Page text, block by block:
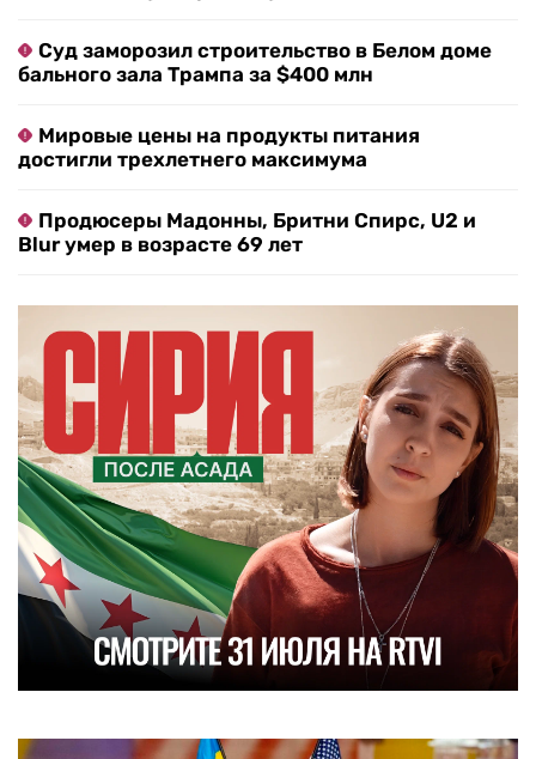
Суд заморозил строительство в Белом доме
бального зала Трампа за $400 млн
Мировые цены на продукты питания
достигли трехлетнего максимума
Продюсеры Мадонны, Бритни Спирс, U2 и
Blur умер в возрасте 69 лет